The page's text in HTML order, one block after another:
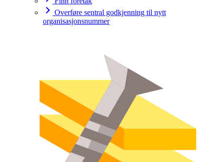
Overføre sentral godkjenning til nytt
organisasjonsnummer